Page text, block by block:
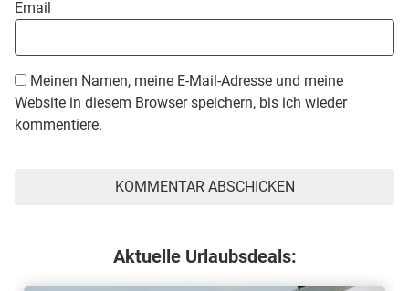
Email
Meinen Namen, meine E-Mail-Adresse und meine
Website in diesem Browser speichern, bis ich wieder
kommentiere.
Aktuelle Urlaubsdeals: